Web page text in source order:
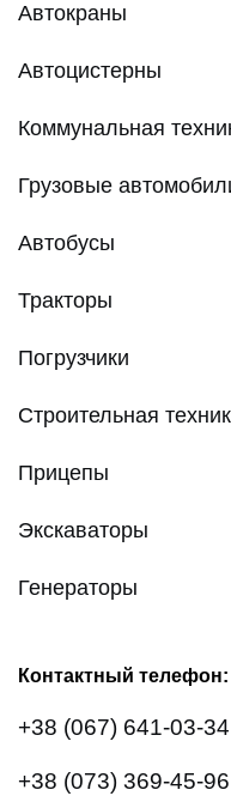
Автокраны
Автоцистерны
Коммунальная
Грузовые
Автобусы
Тракторы
Погрузчики
Строительная
Прицепы
Экскаваторы
Генераторы
Контактный телефон:
+38 (067) 641-03-34
+38 (073) 369-45-96